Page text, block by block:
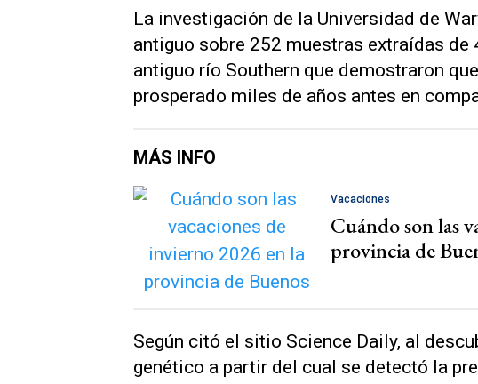
La investigación de la Universidad de
antiguo sobre 252 muestras extraídas
antiguo río Southern que demostraron
prosperado miles de años antes en
MÁS INFO
Vacaciones
Cuándo son las
provincia de
Según citó el sitio Science Daily, al
genético a partir del cual se detectó la